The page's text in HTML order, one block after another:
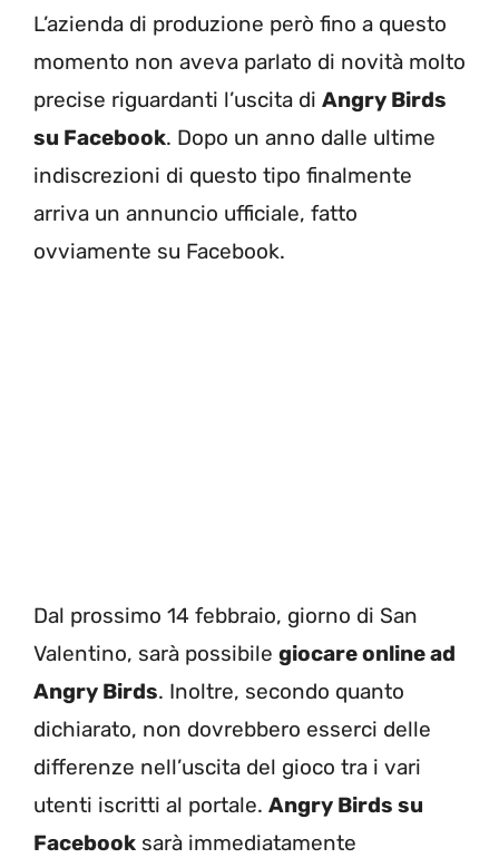
L’azienda di produzione però fino a questo
momento non aveva parlato di novità molto
precise riguardanti l’uscita di Angry Birds
su Facebook. Dopo un anno dalle ultime
indiscrezioni di questo tipo finalmente
arriva un annuncio ufficiale, fatto
ovviamente su Facebook.
Dal prossimo 14 febbraio, giorno di San
Valentino, sarà possibile giocare online ad
Angry Birds. Inoltre, secondo quanto
dichiarato, non dovrebbero esserci delle
differenze nell’uscita del gioco tra i vari
utenti iscritti al portale. Angry Birds su
Facebook sarà immediatamente